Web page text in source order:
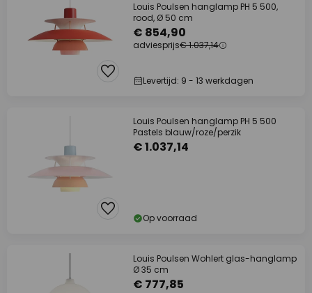
Louis Poulsen hanglamp PH 5 500,
rood, Ø 50 cm
€ 854,90
adviesprijs€ 1.037,14
Levertijd: 9 - 13 werkdagen
Louis Poulsen hanglamp PH 5 500
Pastels blauw/roze/perzik
€ 1.037,14
Op voorraad
Louis Poulsen Wohlert glas-hanglamp
Ø 35 cm
€ 777,85